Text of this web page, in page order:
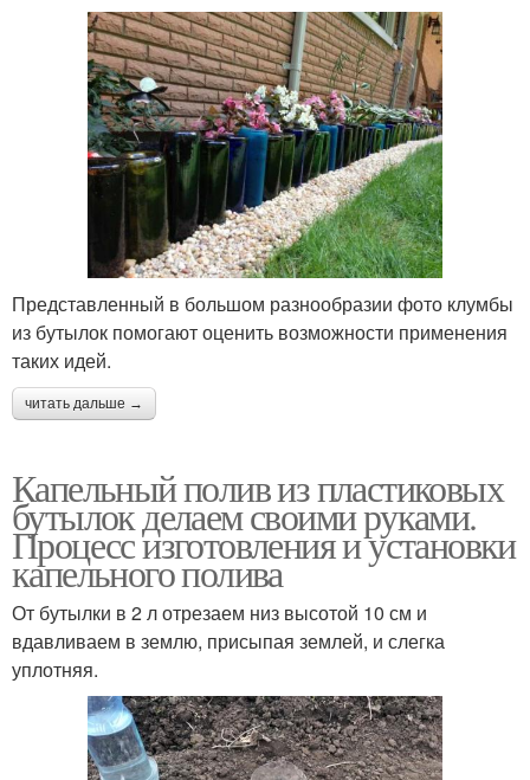
Представленный в большом разнообразии фото клумбы
из бутылок помогают оценить возможности применения
таких идей.
читать дальше →
Капельный полив из пластиковых
бутылок делаем своими руками.
Процесс изготовления и установки
капельного полива
От бутылки в 2 л отрезаем низ высотой 10 см и
вдавливаем в землю, присыпая землей, и слегка
уплотняя.